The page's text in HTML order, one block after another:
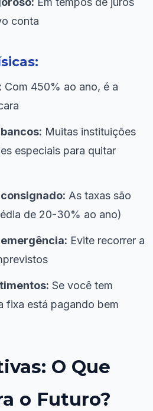
conta
Com 450% ao ano, é a
Muitas instituições
especiais para quitar
As taxas são
de 20-30% ao ano)
Evite recorrer a
Se você tem
fixa está pagando bem
O Que
o Futuro?